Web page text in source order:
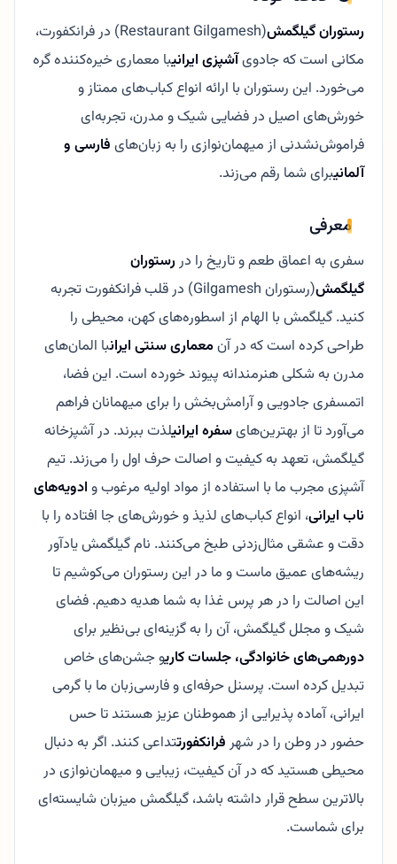
رستوران گیلگمش
(Restaurant Gilgamesh) در فرانکفورت،
مکانی است که جادویآشپزی ایرانیبا معماری خیره‌کننده گره
می‌خورد. این رستوران با ارائه انواع کباب‌های ممتاز و
خورش‌های اصیل در فضایی شیک و مدرن، تجربه‌ای
فراموش‌نشدنی از میهمان‌نوازی را به زبان‌هایفارسی و
آلمانیبرای شما رقم می‌زند.
معرفی
سفری به اعماق طعم و تاریخ را دررستوران
گیلگمش
(رستوران Gilgamesh) در قلب فرانکفورت تجربه
کنید. گیلگمش با الهام از اسطوره‌های کهن، محیطی را
طراحی کرده است که در آنمعماری سنتی ایرانبا المان‌های
مدرن به شکلی هنرمندانه پیوند خورده است. این فضا،
اتمسفری جادویی و آرامش‌بخش را برای میهمانان فراهم
می‌آورد تا از بهترین‌هایسفره ایرانیلذت ببرند. در آشپزخانه
گیلگمش، تعهد به کیفیت و اصالت حرف اول را می‌زند. تیم
آشپزی مجرب ما با استفاده از مواد اولیه مرغوب وادویه‌های
ناب ایرانی، انواع کباب‌های لذیذ و خورش‌های جا افتاده را با
دقت و عشقی مثال‌زدنی طبخ می‌کنند. نام گیلگمش یادآور
ریشه‌های عمیق ماست و ما در این رستوران می‌کوشیم تا
این اصالت را در هر پرس غذا به شما هدیه دهیم. فضای
شیک و مجلل گیلگمش، آن را به گزینه‌ای بی‌نظیر برای
دورهمی‌های خانوادگی، جلسات کاریو جشن‌های خاص
تبدیل کرده است. پرسنل حرفه‌ای و فارسی‌زبان ما با گرمی
ایرانی، آماده پذیرایی از هموطنان عزیز هستند تا حس
حضور در وطن را در شهرفرانکفورتتداعی کنند. اگر به دنبال
محیطی هستید که در آن کیفیت، زیبایی و میهمان‌نوازی در
بالاترین سطح قرار داشته باشد، گیلگمش میزبان شایسته‌ای
برای شماست.